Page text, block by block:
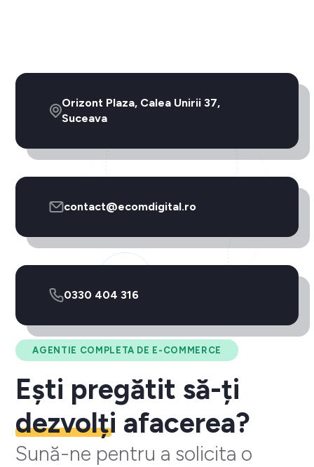
AGENTIE COMPLETA DE E-COMMERCE
Ești pregătit să-ți
dezvolți afacerea?
Sună-ne pentru a solicita o
Orizont Plaza, Calea Unirii 37,
Suceava
contact@ecomdigital.ro
0330 404 316